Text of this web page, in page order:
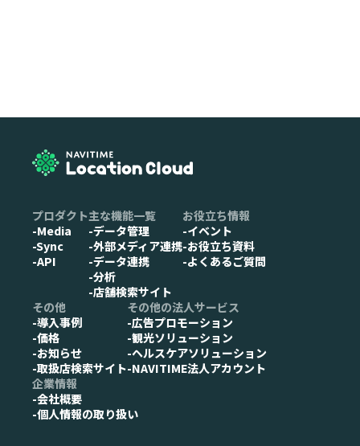
プロダクト
-Media
-Sync
-API
主な機能一覧
-データ管理
-外部メディア連携
-データ連携
-分析
-店舗検索サイト
お役立ち情報
-イベント
-お役立ち資料
-よくあるご質問
その他
-導入事例
-価格
-お知らせ
-取扱店検索サイト
その他の法人サービス
-広告プロモーション
-観光ソリューション
-ヘルスケアソリューション
-NAVITIME法人アカウント
企業情報
-会社概要
-個人情報の取り扱い